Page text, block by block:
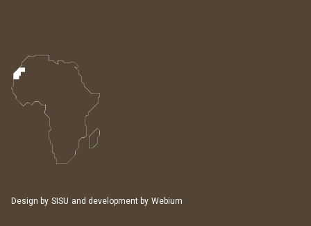
Design by SISU and development by Webium